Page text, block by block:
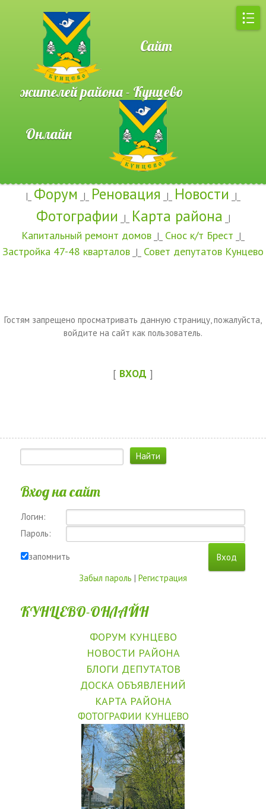
Сайт
жителей района - Кунцево
Онлайн
|_ Форум _|_ Реновация _|_ Новости _|_
Фотографии _|_ Карта района _|
Капитальный ремонт домов _|_ Снос к/т Брест _|_
Застройка 47-48 кварталов _|_ Совет депутатов Кунцево
Гостям запрещено просматривать данную страницу, пожалуйста,
войдите на сайт как пользователь.
[ ВХОД ]
Вход на сайт
Логин:
Пароль:
запомнить
Забыл пароль | Регистрация
КУНЦЕВО-ОНЛАЙН
ФОРУМ КУНЦЕВО
НОВОСТИ РАЙОНА
БЛОГИ ДЕПУТАТОВ
ДОСКА ОБЪЯВЛЕНИЙ
КАРТА РАЙОНА
ФОТОГРАФИИ КУНЦЕВО